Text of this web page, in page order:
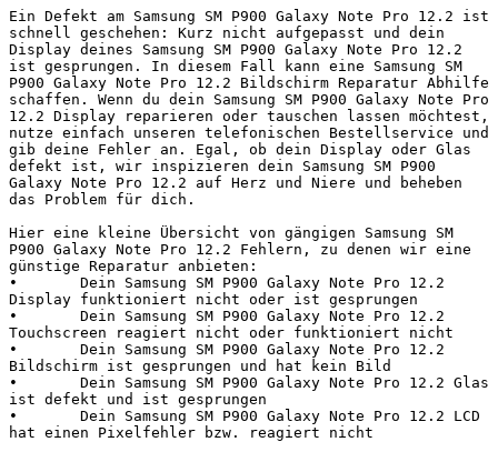
Ein Defekt am Samsung SM P900 Galaxy Note Pro 12.2 ist
schnell geschehen: Kurz nicht aufgepasst und dein
Display deines Samsung SM P900 Galaxy Note Pro 12.2
ist gesprungen. In diesem Fall kann eine Samsung SM
P900 Galaxy Note Pro 12.2 Bildschirm Reparatur Abhilfe
schaffen. Wenn du dein Samsung SM P900 Galaxy Note Pro
12.2 Display reparieren oder tauschen lassen möchtest,
nutze einfach unseren telefonischen Bestellservice und
gib deine Fehler an. Egal, ob dein Display oder Glas
defekt ist, wir inspizieren dein Samsung SM P900
Galaxy Note Pro 12.2 auf Herz und Niere und beheben
das Problem für dich.
Hier eine kleine Übersicht von gängigen Samsung SM
P900 Galaxy Note Pro 12.2 Fehlern, zu denen wir eine
günstige Reparatur anbieten:
•	Dein Samsung SM P900 Galaxy Note Pro 12.2
Display funktioniert nicht oder ist gesprungen
•	Dein Samsung SM P900 Galaxy Note Pro 12.2
Touchscreen reagiert nicht oder funktioniert nicht
•	Dein Samsung SM P900 Galaxy Note Pro 12.2
Bildschirm ist gesprungen und hat kein Bild
•	Dein Samsung SM P900 Galaxy Note Pro 12.2 Glas
ist defekt und ist gesprungen
•	Dein Samsung SM P900 Galaxy Note Pro 12.2 LCD
hat einen Pixelfehler bzw. reagiert nicht